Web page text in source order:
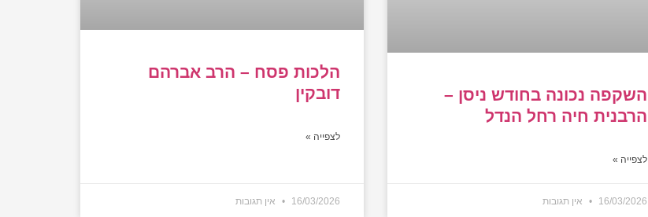
השקפה נכונה בחודש ניסן –
הרבנית חיה רחל הנדל
לצפייה »
16/03/2026 אין תגובות
הלכות פסח – הרב אברהם
דובקין
לצפייה »
16/03/2026 אין תגובות